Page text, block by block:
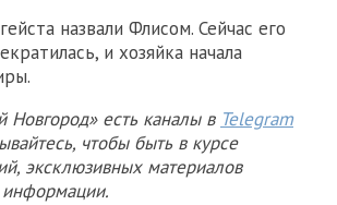
назвали Флисом. Сейчас его
и хозяйка начала
есть каналы в Telegram
чтобы быть в курсе
эксклюзивных материалов